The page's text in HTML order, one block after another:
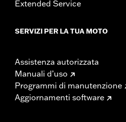
Extended Service
SERVIZI PER LA TUA MOTO
Assistenza autorizzata
Manuali d’uso
Programmi di manutenzione
Aggiornamenti software